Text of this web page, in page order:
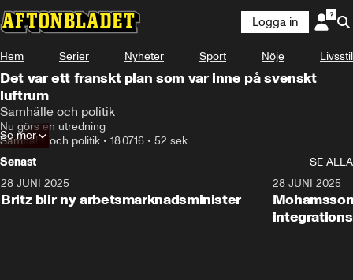
Logga in
Hem Serier Nyheter Sport Nöje Livsstil
Det var ett franskt plan som var inne på svenskt
luftrum
Samhälle och politik
Nu görs en utredning
Samhälle och politik • 18.07.16 • 52 sek
Se mer
Senast
SE ALLA
28 JUNI 2025
Britz blir ny arbetsmarknadsminister
28 JUNI 2025